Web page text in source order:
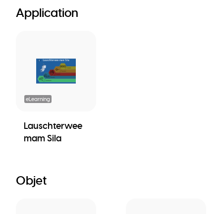
Application
eLearning
Lauschterwee
mam Sila
Objet